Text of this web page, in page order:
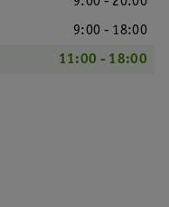
9:00 - 18:00
11:00 - 18:00